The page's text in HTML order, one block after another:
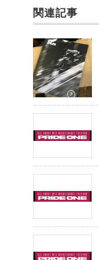
関連記事